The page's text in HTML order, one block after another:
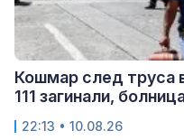
Кошмар след труса
111 загинали,
22:13 • 10.08.26